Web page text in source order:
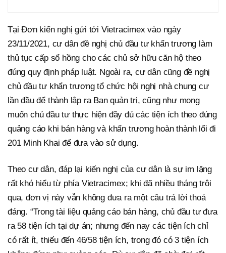
Tại Đơn kiến nghị gửi tới Vietracimex vào ngày
23/11/2021, cư dân đề nghị chủ đầu tư khẩn trương làm
thủ tục cấp sổ hồng cho các chủ sở hữu căn hộ theo
đúng quy định pháp luật. Ngoài ra, cư dân cũng đề nghị
chủ đầu tư khẩn trương tổ chức hội nghị nhà chung cư
lần đầu để thành lập ra Ban quản trị, cũng như mong
muốn chủ đầu tư thực hiện đầy đủ các tiện ích theo đúng
quảng cáo khi bán hàng và khẩn trương hoàn thành lối đi
201 Minh Khai để đưa vào sử dụng.
Theo cư dân, đáp lại kiến nghị của cư dân là sự im lặng
rất khó hiểu từ phía Vietracimex; khi đã nhiều tháng trôi
qua, đơn vị này vẫn không đưa ra một câu trả lời thoả
đáng. “Trong tài liệu quảng cáo bán hàng, chủ đầu tư đưa
ra 58 tiện ích tại dự án; nhưng đến nay các tiện ích chỉ
có rất ít, thiếu đến 46/58 tiện ích, trong đó có 3 tiện ích